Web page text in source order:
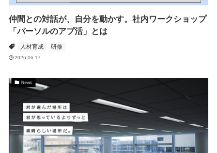
仲間との対話が、自分を動かす。社内ワークショップ
「パーソルのアプ活」とは
人材育成 研修
2026.06.17
News